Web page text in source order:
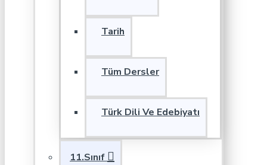
Tarih
Tüm Dersler
Türk Dili Ve Edebiyatı
11.Sınıf